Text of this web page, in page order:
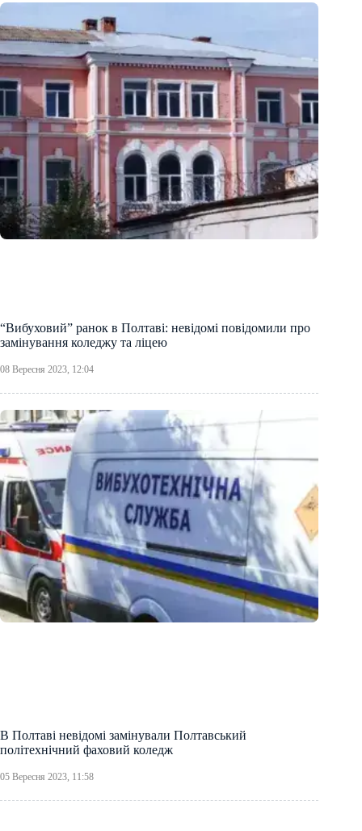
“Вибуховий” ранок в Полтаві: невідомі повідомили про
замінування коледжу та ліцею
08 Вересня 2023, 12:04
В Полтаві невідомі замінували Полтавський
політехнічний фаховий коледж
05 Вересня 2023, 11:58